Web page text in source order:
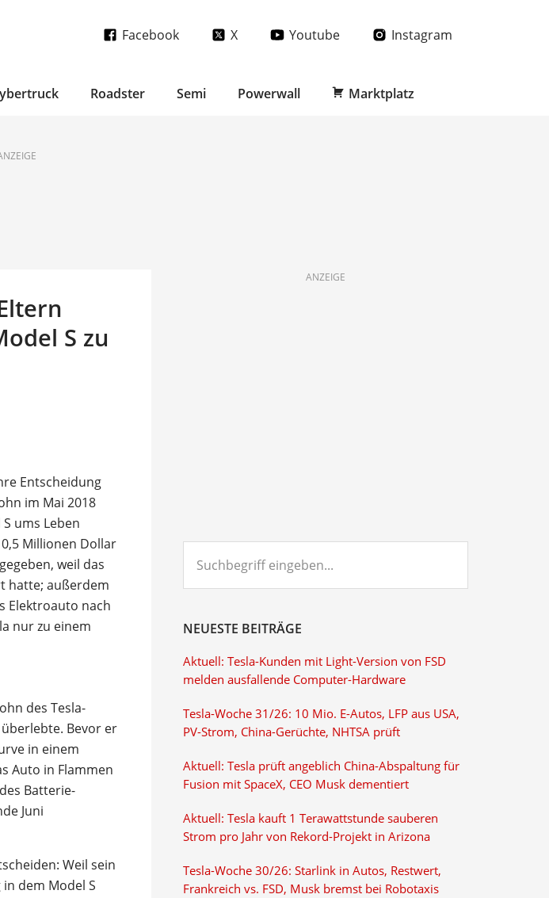
Facebook X Youtube Instagram
Roadster Semi Powerwall Marktplatz
S zu
Entscheidung
im Mai 2018
ums Leben
Millionen Dollar
weil das
hatte; außerdem
Elektroauto nach
nur zu einem
des Tesla-
Bevor er
in einem
Auto in Flammen
Batterie-
Juni
Weil sein
dem Model S
ANZEIGE
eingeben...
NEUESTE BEITRÄGE
Aktuell: Tesla-Kunden mit Light-Version von FSD
melden ausfallende Computer-Hardware
Tesla-Woche 31/26: 10 Mio. E-Autos, LFP aus USA,
PV-Strom, China-Gerüchte, NHTSA prüft
Aktuell: Tesla prüft angeblich China-Abspaltung für
Fusion mit SpaceX, CEO Musk dementiert
Aktuell: Tesla kauft 1 Terawattstunde sauberen
Strom pro Jahr von Rekord-Projekt in Arizona
Tesla-Woche 30/26: Starlink in Autos, Restwert,
Frankreich vs. FSD, Musk bremst bei Robotaxis